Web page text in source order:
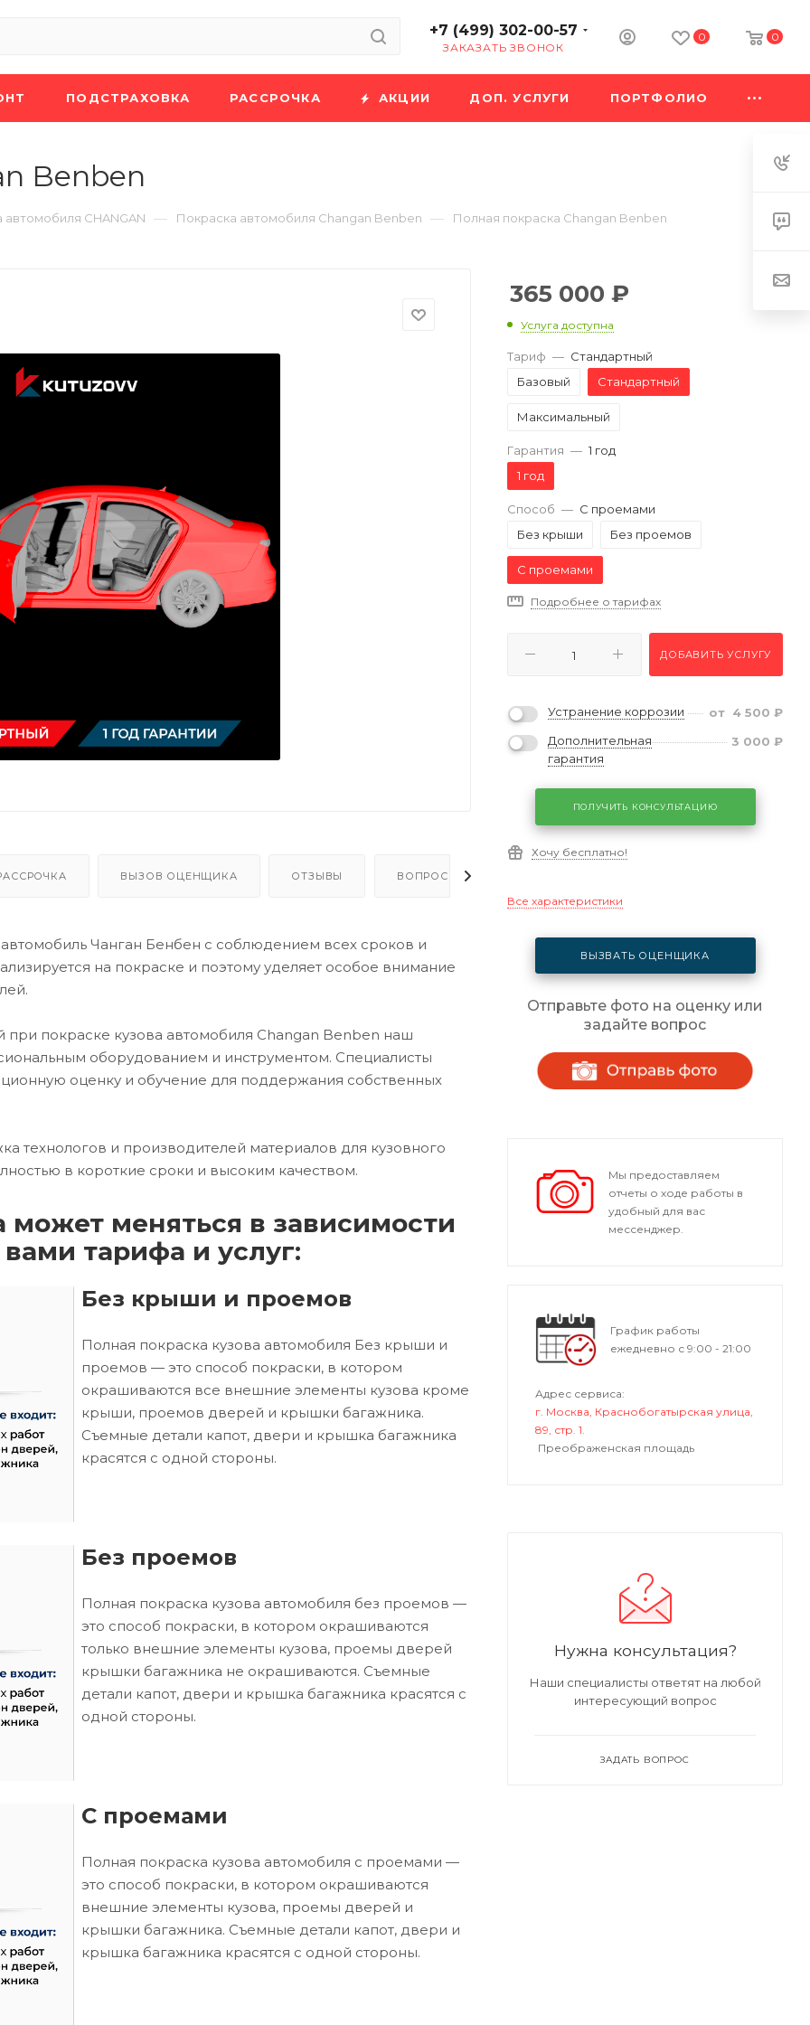
+7 (499) 302-00-57
ЗАКАЗАТЬ ЗВОНОК
0 0
ПОДСТРАХОВКА РАССРОЧКА АКЦИИ ДОП. УСЛУГИ ПОРТФОЛИО
Benben
автомобиля CHANGAN — Покраска автомобиля Changan Benben — Полная покраска Changan Benben
ВЫЗОВ ОЦЕНЩИКА ОТЗЫВЫ ВОПРОСЫ - ОТВЕТЫ
Чанган Бенбен с соблюдением всех сроков и
на покраске и поэтому уделяет особое внимание
при покраске кузова автомобиля Changan Benben наш
оборудованием и инструментом. Специалисты
оценку и обучение для поддержания собственных
технологов и производителей материалов для кузовного
в короткие сроки и высоким качеством.
может меняться в зависимости
тарифа и услуг:
Без крыши и проемов
Полная покраска кузова автомобиля Без крыши и
проемов — это способ покраски, в котором
окрашиваются все внешние элементы кузова кроме
крыши, проемов дверей и крышки багажника.
Съемные детали капот, двери и крышка багажника
красятся с одной стороны.
Без проемов
Полная покраска кузова автомобиля без проемов —
это способ покраски, в котором окрашиваются
только внешние элементы кузова, проемы дверей
крышки багажника не окрашиваются. Съемные
детали капот, двери и крышка багажника красятся с
одной стороны.
С проемами
Полная покраска кузова автомобиля с проемами —
это способ покраски, в котором окрашиваются
внешние элементы кузова, проемы дверей и
крышки багажника. Съемные детали капот, двери и
крышка багажника красятся с одной стороны.
365 000 ₽
Услуга доступна
Тариф — Стандартный
Базовый
Стандартный
Максимальный
Гарантия — 1 год
1 год
Способ — С проемами
Без крыши
Без проемов
С проемами
Подробнее о тарифах
ДОБАВИТЬ УСЛУГУ
Устранение коррозии от 4 500 ₽
Дополнительная
гарантия
3 000 ₽
ПОЛУЧИТЬ КОНСУЛЬТАЦИЮ
Хочу бесплатно!
Все характеристики
ВЫЗВАТЬ ОЦЕНЩИКА
Отправьте фото на оценку или
задайте вопрос
Мы предоставляем
отчеты о ходе работы в
удобный для вас
мессенджер.
График работы
ежедневно с 9:00 - 21:00
Адрес сервиса:
г. Москва, Краснобогатырская улица,
89, стр. 1.
Преображенская площадь
Нужна консультация?
Наши специалисты ответят на любой
интересующий вопрос
ЗАДАТЬ ВОПРОС